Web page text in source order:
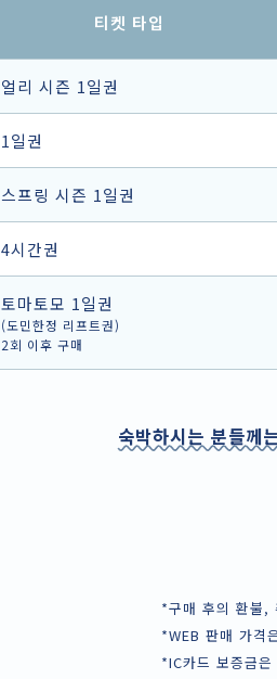
티켓 타입
얼리 시즌 1일권
1일권
스프링 시즌 1일권
4시간권
토마토모 1일권
(도민한정 리프트권)
2회 이후 구매
숙박하시는 분들께
*구매 후의 환불,
*WEB 판매 가격
*IC카드 보증금